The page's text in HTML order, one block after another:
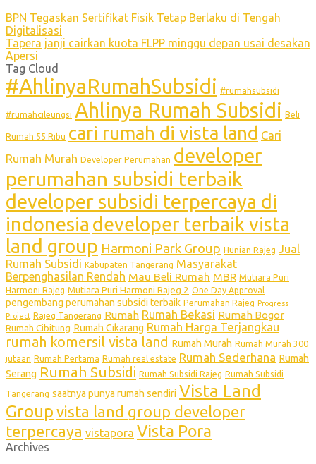
BPN Tegaskan Sertifikat Fisik Tetap Berlaku di Tengah
Digitalisasi
Tapera janji cairkan kuota FLPP minggu depan usai desakan
Apersi
Tag Cloud
#AhlinyaRumahSubsidi #rumahsubsidi
#rumahcileungsi Ahlinya Rumah Subsidi Beli
Rumah 55 Ribu cari rumah di vista land Cari
Rumah Murah Developer Perumahan developer
perumahan subsidi terbaik
developer subsidi terpercaya di
indonesia developer terbaik vista
land group Harmoni Park Group Hunian Rajeg Jual
Rumah Subsidi Kabupaten Tangerang Masyarakat
Berpenghasilan Rendah Mau Beli Rumah MBR Mutiara Puri
Harmoni Rajeg Mutiara Puri Harmoni Rajeg 2 One Day Approval
pengembang perumahan subsidi terbaik Perumahan Rajeg Progress
Project Rajeg Tangerang Rumah Rumah Bekasi Rumah Bogor
Rumah Cibitung Rumah Cikarang Rumah Harga Terjangkau
rumah komersil vista land Rumah Murah Rumah Murah 300
jutaan Rumah Pertama Rumah real estate Rumah Sederhana Rumah
Serang Rumah Subsidi Rumah Subsidi Rajeg Rumah Subsidi
Tangerang saatnya punya rumah sendiri Vista Land
Group vista land group developer
terpercaya vistapora Vista Pora
Archives